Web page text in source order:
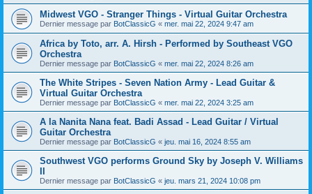
Midwest VGO - Stranger Things - Virtual Guitar Orchestra
Dernier message par BotClassicG « mer. mai 22, 2024 9:47 am
Africa by Toto, arr. A. Hirsh - Performed by Southeast VGO
Orchestra
Dernier message par BotClassicG « mer. mai 22, 2024 8:26 am
The White Stripes - Seven Nation Army - Lead Guitar &
Virtual Guitar Orchestra
Dernier message par BotClassicG « mer. mai 22, 2024 3:25 am
A la Nanita Nana feat. Badi Assad - Lead Guitar / Virtual
Guitar Orchestra
Dernier message par BotClassicG « jeu. mai 16, 2024 8:55 am
Southwest VGO performs Ground Sky by Joseph V. Williams
Dernier message par BotClassicG « jeu. mars 21, 2024 10:08 pm